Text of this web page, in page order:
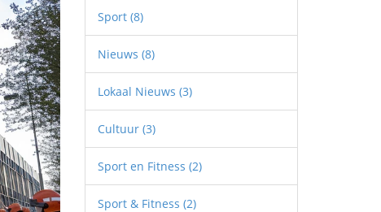
Sport (8)
Nieuws (8)
Lokaal Nieuws (3)
Cultuur (3)
Sport en Fitness (2)
Sport & Fitness (2)